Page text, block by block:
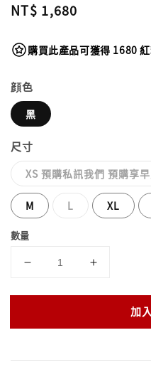
Regular
NT$ 1,680
購買此產品可獲得 1680
顔色
黑
尺寸
XS 預購私訊我們 預購享
M L XL
數量
加